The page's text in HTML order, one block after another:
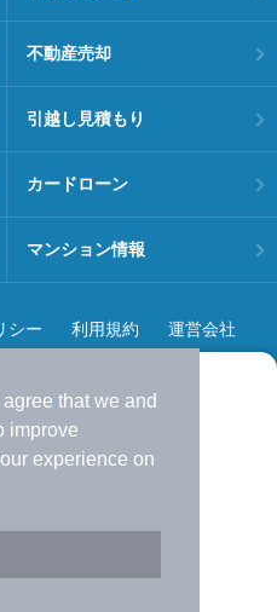
that we and
improve
experience on
すくなった
探ししませんか？
図で物件検索
不動産売却
引越し見積もり
カードローン
マンション情報
シー 利用規約 運営会社
Co., Ltd.